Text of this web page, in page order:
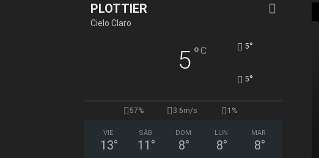
PLOTTIER
Cielo Claro
5°C 5°
5°
57% 3.6m/s 1%
VIE
13°
SÁB
11 °
DOM
8°
LUN
8°
MAR
8°